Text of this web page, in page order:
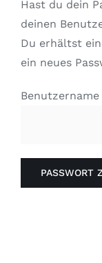
Hast du dein
deinen
Du erhältst
ein neues
PASSWORT